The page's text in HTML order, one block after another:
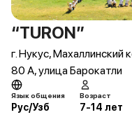
“TURON”
г. Нукус,
80 А, улица Барокатли
Язык общения
Рус/Узб
Возраст
7-14 лет